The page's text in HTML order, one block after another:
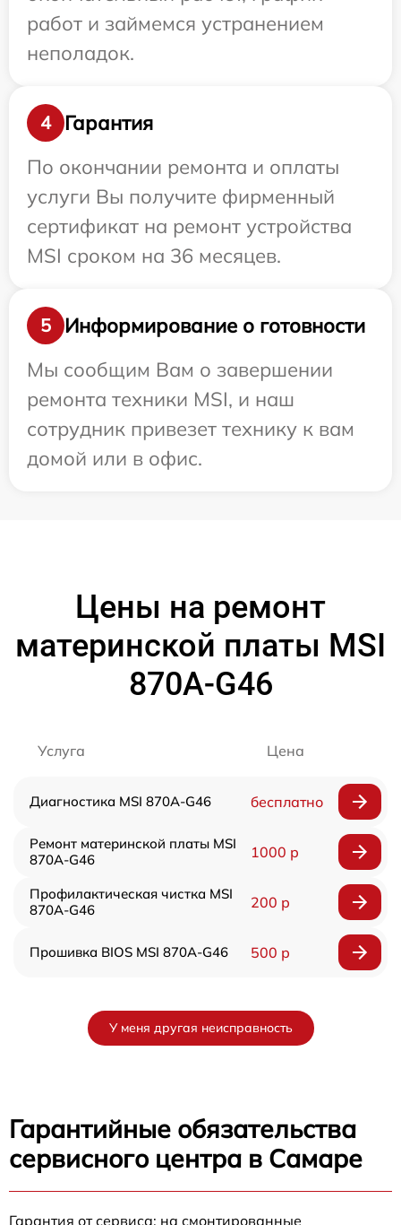
работ и займемся устранением
неполадок.
4
Гарантия
По окончании ремонта и оплаты
услуги Вы получите фирменный
сертификат на ремонт устройства
MSI сроком на 36 месяцев.
5
Информирование о готовности
Мы сообщим Вам о завершении
ремонта техники MSI, и наш
сотрудник привезет технику к вам
домой или в офис.
Цены на ремонт
материнской платы MSI
870A-G46
Услуга Цена
Диагностика MSI 870A-G46 бесплатно
Ремонт материнской платы MSI
870A-G46
1000 р
Профилактическая чистка MSI
870A-G46
200 р
Прошивка BIOS MSI 870A-G46 500 р
У меня другая неисправность
Гарантийные обязательства
сервисного центра в Самаре
Гарантия от сервиса: на смонтированные